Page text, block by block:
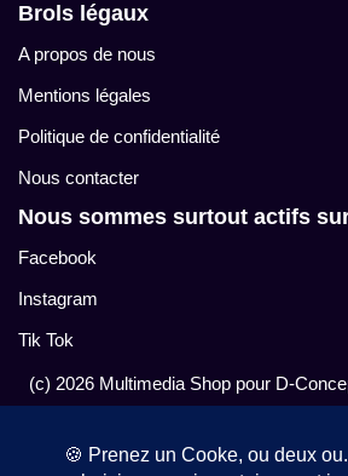
Brols légaux
A propos de nous
Mentions légales
Politique de confidentialité
Nous contacter
Nous sommes surtout actifs
Facebook
Instagram
Tik Tok
(c) 2026 Multimedia Shop pour D-
réservés.
nos bêtises